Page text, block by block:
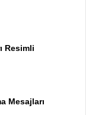
Resimli
Mesajları